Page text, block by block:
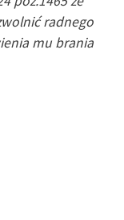
radnego
mu brania